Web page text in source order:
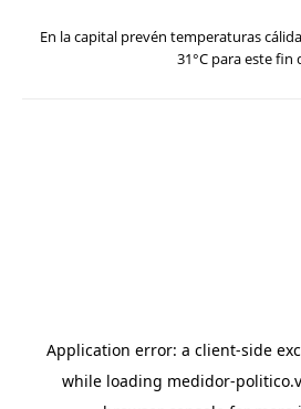
En la capital prevén temperaturas
31°C para este fin